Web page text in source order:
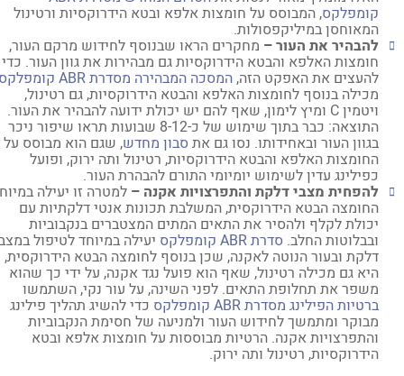
קומפלקס, המבוסס על חומצות אלפא ובטא הידרוקסיות ורטינול
המאוחסן במיליקפסולות.
להבהיר את העור –מחקרים הראו שבנוסף לחידוש מרקם העור,
חומצות האלפא והבטא הידרוקסיות גם מבהירות את גוון העור. כדי
להעצים את האפקט הזה,המסכה המבהירה מסדרת ABR קומפלקס
מכילה בנוסף לחומצות האלפא והבטא הידרוקסיות, גם רטינול,
ויטמין C ומיץ לימון, שאף להם יש יכולת ידועה להבהיר את העור.
התוצאה: כבר בתוך שימוש של כ-8-12 שבועות תראו שיפור ניכר
בגוון העור ובאחידותו. נסו גם אתסבון מחדש, שגם הוא מבוסס על
החומצות האלפא והבטא הידרוקסיות, רטינול ותה ירוק, ופועל
כפילינג עדין לשימוש יומיומי התורם להבהרת העור.
להפחית מצבי דלקת והתפרצויות אקנה –למטרה זו יעילה במיוחד
החומצה הבטא הידרוקסית, המשלבת תכונות אנטי דלקתיות עם
יכולת לקלף ולהסיר את התאים המתים המצטברים בנקבוביות
ובבלוטות החלב.סדרת ABR קומפלקס יעילה במיוחד לטיפול במצבי
דלקת ובעור הנוטה לאקנה, שכן בנוסף לחומצה הבטא הידרוקסית,
היא גם מכילה רטינול, שאף הוא פועל נגד אקנה, על ידי כך שהוא
משפר את תחלופת התאים. לפני השינה, על עור נקי, השתמשו
ברטיות הפילינג מסדרת ABR קומפלקס כדי להשיג תהליך פילינג
מבוקר ומתמשך לחידוש העור ולמניעה של חסימת הנקבוביות
והתפרצויות אקנה. הרטיות מבוססות על חומצות אלפא ובטא
הידרוקסיות, רטינול ותה ירוק.